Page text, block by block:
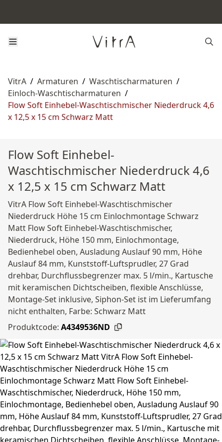
VitrA / Armaturen / Waschtischarmaturen /
Einloch-Waschtischarmaturen /
Flow Soft Einhebel-Waschtischmischer Niederdruck 4,6
x 12,5 x 15 cm Schwarz Matt
Flow Soft Einhebel-
Waschtischmischer Niederdruck 4,6
x 12,5 x 15 cm Schwarz Matt
VitrA Flow Soft Einhebel-Waschtischmischer
Niederdruck Höhe 15 cm Einlochmontage Schwarz
Matt Flow Soft Einhebel-Waschtischmischer,
Niederdruck, Höhe 150 mm, Einlochmontage,
Bedienhebel oben, Ausladung Auslauf 90 mm, Höhe
Auslauf 84 mm, Kunststoff-Luftsprudler, 27 Grad
drehbar, Durchflussbegrenzer max. 5 l/min., Kartusche
mit keramischen Dichtscheiben, flexible Anschlüsse,
Montage-Set inklusive, Siphon-Set ist im Lieferumfang
nicht enthalten, Farbe: Schwarz Matt
Produktcode: A4349536ND